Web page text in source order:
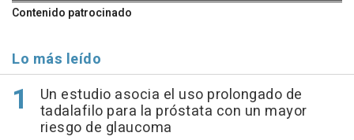
Contenido patrocinado
Lo más leído
Un estudio asocia el uso prolongado de
tadalafilo para la próstata con un mayor
riesgo de glaucoma